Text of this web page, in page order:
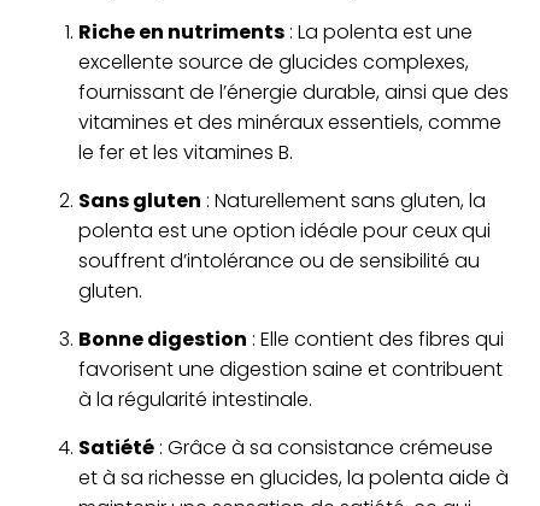
Riche en nutriments : La polenta est une
excellente source de glucides complexes,
fournissant de l’énergie durable, ainsi que des
vitamines et des minéraux essentiels, comme
le fer et les vitamines B.
Sans gluten : Naturellement sans gluten, la
polenta est une option idéale pour ceux qui
souffrent d’intolérance ou de sensibilité au
gluten.
Bonne digestion : Elle contient des fibres qui
favorisent une digestion saine et contribuent
à la régularité intestinale.
Satiété : Grâce à sa consistance crémeuse
et à sa richesse en glucides, la polenta aide à